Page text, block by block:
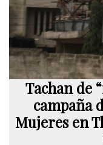
Tachan de
campaña
Mujeres en